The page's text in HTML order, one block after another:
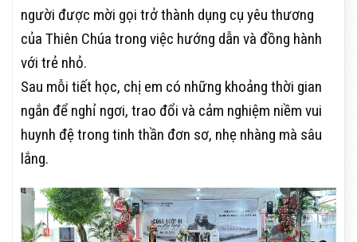
người được mời gọi trở thành dụng cụ yêu thương
của Thiên Chúa trong việc hướng dẫn và đồng hành
với trẻ nhỏ.
Sau mỗi tiết học, chị em có những khoảng thời gian
ngắn để nghỉ ngơi, trao đổi và cảm nghiệm niềm vui
huynh đệ trong tinh thần đơn sơ, nhẹ nhàng mà sâu
lắng.